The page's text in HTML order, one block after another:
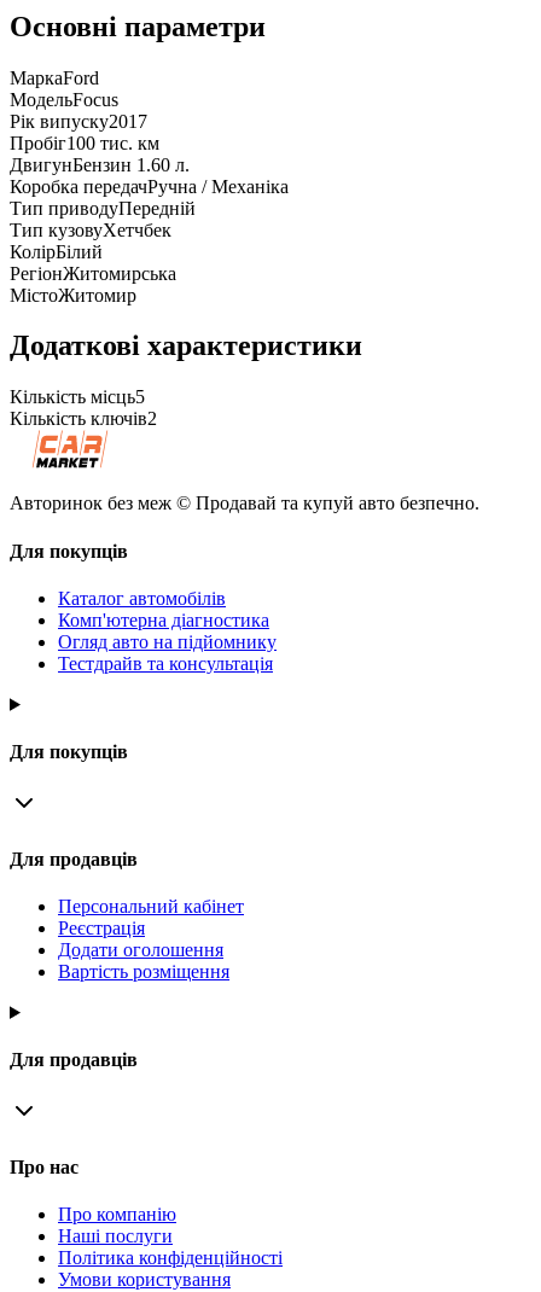
Основні параметри
МаркаFord
МодельFocus
Рік випуску2017
Пробіг100 тис. км
ДвигунБензин 1.60 л.
Коробка передачРучна / Механіка
Тип приводуПередній
Тип кузовуХетчбек
КолірБілий
РегіонЖитомирська
МістоЖитомир
Додаткові характеристики
Кількість місць5
Кількість ключів2
Авторинок без меж © Продавай та купуй авто безпечно.
Для покупців
Каталог автомобілів
Комп'ютерна діагностика
Огляд авто на підйомнику
Тестдрайв та консультація
Для покупців
Для продавців
Персональний кабінет
Реєстрація
Додати оголошення
Вартість розміщення
Для продавців
Про нас
Про компанію
Наші послуги
Політика конфіденційності
Умови користування